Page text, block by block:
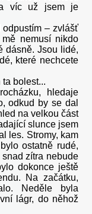
víc už jsem je
odpustím – zvlášť
nemusí nikdo
dásně. Jsou lidé,
které nechcete
bolest...
hledaje
odkud by se dal
na velkou část
slunce jsem
les. Stromy, kam
ostatně rudé,
zítra nebude
dokonce ještě
Na začátku,
Neděle byla
lágr, do něhož